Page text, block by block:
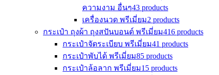
ความงาม อื่นๆ43 products
เครื่องนวด พรีเมี่ยม2 products
กระเป๋า ถุงผ้า ถุงสปันบอนด์ พรีเมี่ยม416 products
กระเป๋าจัดระเบียบ พรีเมี่ยม41 products
กระเป๋าพับได้ พรีเมี่ยม85 products
กระเป๋าล้อลาก พรีเมี่ยม15 products